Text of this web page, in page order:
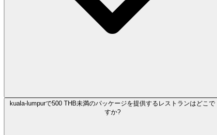
kuala-lumpurで500 THB未満のパッケージを提供するレストランはどこで
すか?